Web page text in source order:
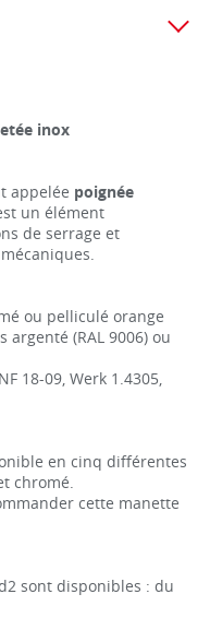
inox
appelée poignée
un élément
de serrage et
ou pelliculé orange
argenté (RAL 9006) ou
18-09, Werk 1.4305,
en cinq différentes
chromé.
cette manette
sont disponibles : du